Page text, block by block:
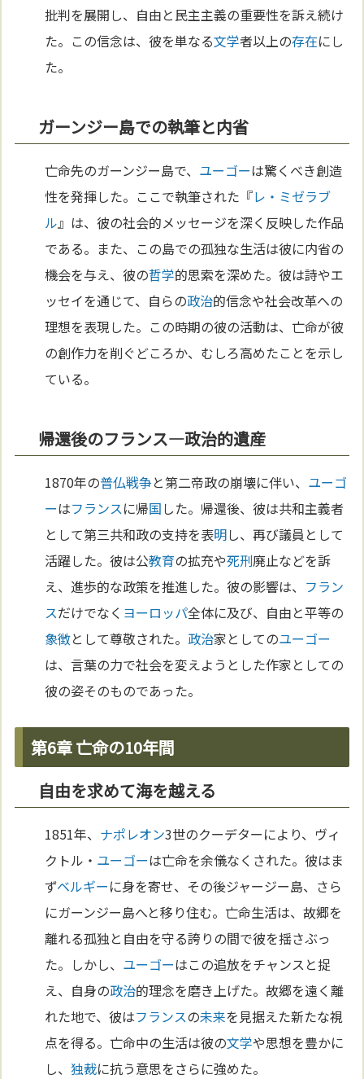
批判を展開し、自由と民主主義の重要性を訴え続け
た。この信念は、彼を単なる文学者以上の存在にし
た。
ガーンジー島での執筆と内省
亡命先のガーンジー島で、 ユーゴーは驚くべき創造
性を発揮した。ここで執筆された『レ・ミゼラブ
ル』は、彼の社会的メッセージを深く反映した作品
である。また、この島での孤独な生活は彼に内省の
機会を与え、彼の哲学的思索を深めた。彼は詩やエ
ッセイを通じて、自らの政治的信念や社会改革への
理想を表現した。この時期の彼の活動は、亡命が彼
の創作力を削ぐどころか、むしろ高めたことを示し
ている。
帰還後のフランス—政治的遺産
1870年の普仏戦争と第二帝政の崩壊に伴い、 ユーゴ
ーはフランスに帰国した。帰還後、彼は共和主義者
として第三共和政の支持を表明し、再び議員として
活躍した。彼は公教育の拡充や死刑廃止などを訴
え、進歩的な政策を推進した。彼の影響は、 フラン
スだけでなく ヨーロッパ全体に及び、自由と平等の
象徴として尊敬された。 政治家としてのユーゴー
は、言葉の力で社会を変えようとした作家としての
彼の姿そのものであった。
第6章 亡命の10年間
自由を求めて海を越える
1851年、 ナポレオン3世のクーデターにより、ヴィ
クトル・ ユーゴーは亡命を余儀なくされた。彼はま
ずベルギーに身を寄せ、その後ジャージー島、さら
にガーンジー島へと移り住む。亡命生活は、故郷を
離れる孤独と自由を守る誇りの間で彼を揺さぶっ
た。しかし、 ユーゴーはこの追放をチャンスと捉
え、自身の政治的理念を磨き上げた。故郷を遠く離
れた地で、彼はフランスの未来を見据えた新たな視
点を得る。亡命中の生活は彼の文学や思想を豊かに
し、独裁に抗う意思をさらに強めた。